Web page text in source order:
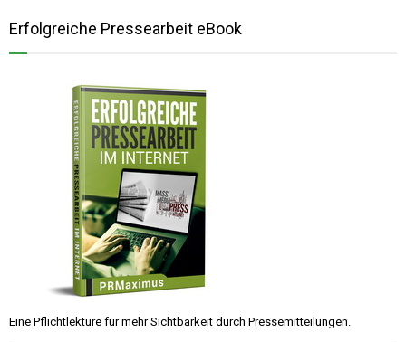
Erfolgreiche Pressearbeit eBook
Eine Pflichtlektüre für mehr Sichtbarkeit durch Pressemitteilungen.